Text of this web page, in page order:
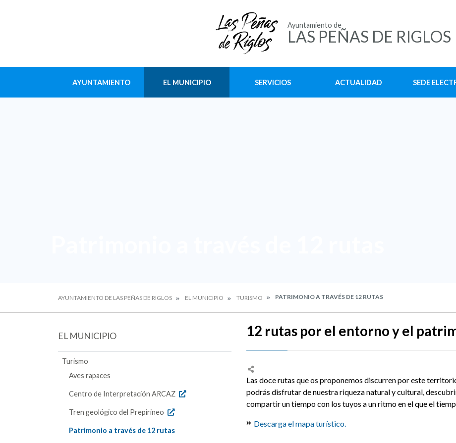
Ayuntamiento de
LAS PEÑAS DE RIGLOS
AYUNTAMIENTO EL MUNICIPIO SERVICIOS ACTUALIDAD SEDE
AYUNTAMIENTO DE LAS PEÑAS DE RIGLOS EL MUNICIPIO TURISMO PATRIMONIO A TRAVÉS DE 12 RUTAS
EL MUNICIPIO
Turismo
Aves rapaces
Centro de Interpretación ARCAZ
Tren geológico del Prepirineo
Patrimonio a través de 12 rutas
12 rutas por el entorno y el
Las doce rutas que os proponemos discurren por este
podrás disfrutar de nuestra riqueza natural y cultural,
compartir un tiempo con los tuyos a un ritmo en el que el
Descarga el mapa turístico.